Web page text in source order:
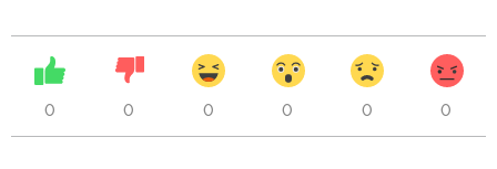
0 0 0 0 0 0